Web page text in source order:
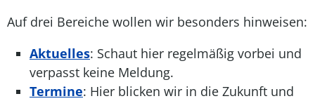
Auf drei Bereiche wollen wir besonders hinweisen:
Aktuelles: Schaut hier regelmäßig vorbei und
verpasst keine Meldung.
Termine: Hier blicken wir in die Zukunft und